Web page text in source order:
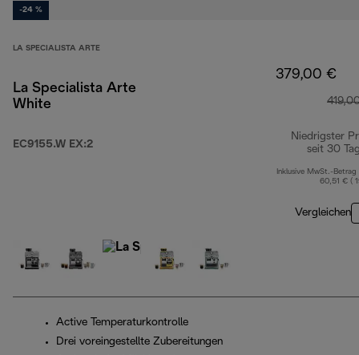
-24 %
LA SPECIALISTA ARTE
La Specialista Arte
White
EC9155.W EX:2
379,00 €
Niedrigster
seit 30
Inklusive MwSt.-Betrag
60,51 € (
Vergleichen
Active Temperaturkontrolle
Drei voreingestellte Zubereitungen